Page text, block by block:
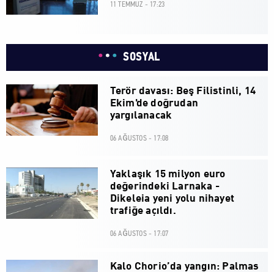
11 TEMMUZ - 17:23
SOSYAL
Terör davası: Beş Filistinli, 14
Ekim'de doğrudan
yargılanacak
06 AĞUSTOS - 17:08
Yaklaşık 15 milyon euro
değerindeki Larnaka -
Dikeleia yeni yolu nihayet
trafiğe açıldı.
06 AĞUSTOS - 17:07
Kalo Chorio’da yangın: Palmas